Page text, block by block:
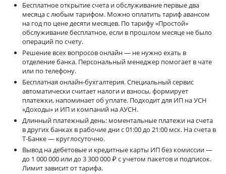
Бесплатное открытие счета и обслуживание первые два
месяца с любым тарифом. Можно оплатить тариф авансом
на год по цене десяти месяцев. По тарифу «Простой»
обслуживание бесплатное, если в прошлом месяце не было
операций по счету.
Решение всех вопросов онлайн — не нужно ехать в
отделение банка. Персональный менеджер помогает в чате
или по телефону.
Бесплатная онлайн-бухгалтерия. Специальный сервис
автоматически считает налоги и взносы, формирует
платежки, напоминает об уплате. Подходит для ИП на УСН
«Доходы» и ИП и компаний на АУСН.
Длинный платежный день: моментальные платежи на счета
в других банках в рабочие дни с 01:00 до 21:00 мск. На счета в
Т-Банке — круглосуточно.
Вывод на дебетовые и кредитные карты ИП без комиссии —
до 1 000 000 или до 3 300 000 ₽ с учетом пакетов и подписок.
Лимит зависит от тарифа.